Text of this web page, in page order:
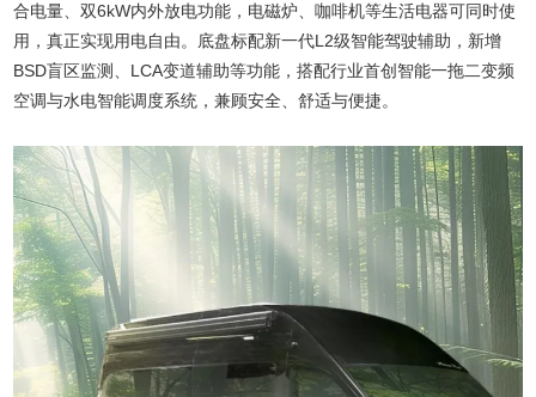
合电量、双6kW内外放电功能，电磁炉、咖啡机等生活电器可同时使
用，真正实现用电自由。底盘标配新一代L2级智能驾驶辅助，新增
BSD盲区监测、LCA变道辅助等功能，搭配行业首创智能一拖二变频
空调与水电智能调度系统，兼顾安全、舒适与便捷。